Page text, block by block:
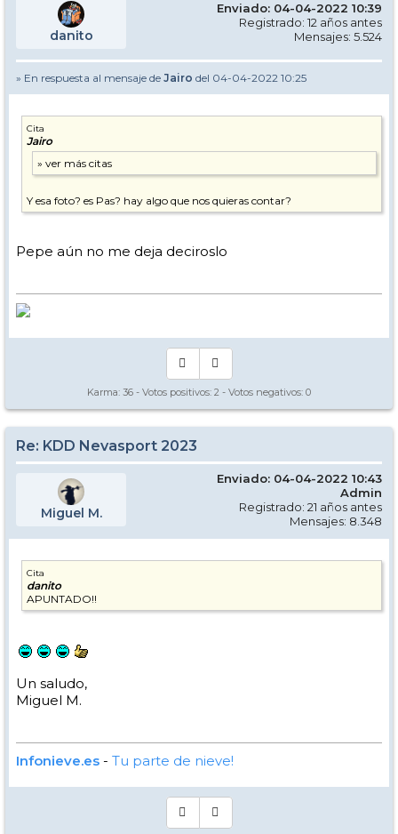
danito
Enviado: 04-04-2022 10:39
Registrado: 12 años antes
Mensajes: 5.524
» En respuesta al mensaje de Jairo del 04-04-2022 10:25
Cita
Jairo
Y esa foto? es Pas? hay algo que nos quieras contar?
Pepe aún no me deja deciroslo
Karma: 36 - Votos positivos: 2 - Votos negativos: 0
Re: KDD Nevasport 2023
Miguel M.
Enviado: 04-04-2022 10:43
Admin
Registrado: 21 años antes
Mensajes: 8.348
Cita
danito
APUNTADO!!
Un saludo,
Miguel M.
Infonieve.es - Tu parte de nieve!